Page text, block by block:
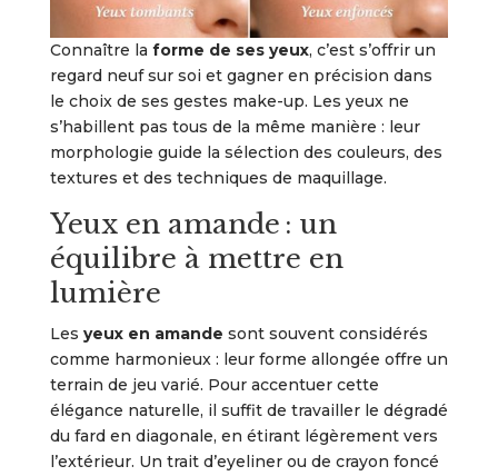
Connaître la forme de ses yeux, c’est s’offrir un
regard neuf sur soi et gagner en précision dans
le choix de ses gestes make-up. Les yeux ne
s’habillent pas tous de la même manière : leur
morphologie guide la sélection des couleurs, des
textures et des techniques de maquillage.
Yeux en amande : un
équilibre à mettre en
lumière
Les yeux en amande sont souvent considérés
comme harmonieux : leur forme allongée offre un
terrain de jeu varié. Pour accentuer cette
élégance naturelle, il suffit de travailler le dégradé
du fard en diagonale, en étirant légèrement vers
l’extérieur. Un trait d’eyeliner ou de crayon foncé